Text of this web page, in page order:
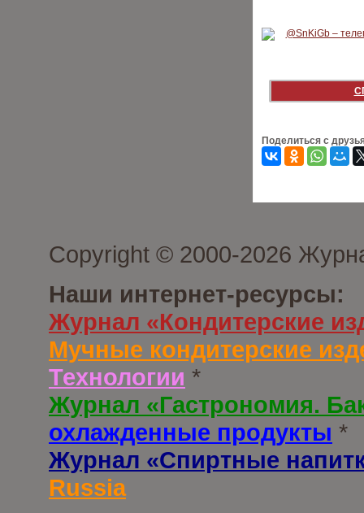
Поделиться с
Copyright © 2000-2026
Наши интернет-ресурсы:
Журнал «Кондитерские
Мучные кондитерские
Технологии *
Журнал «Гастрономия.
охлажденные продукты *
Журнал «Спиртные
Russia